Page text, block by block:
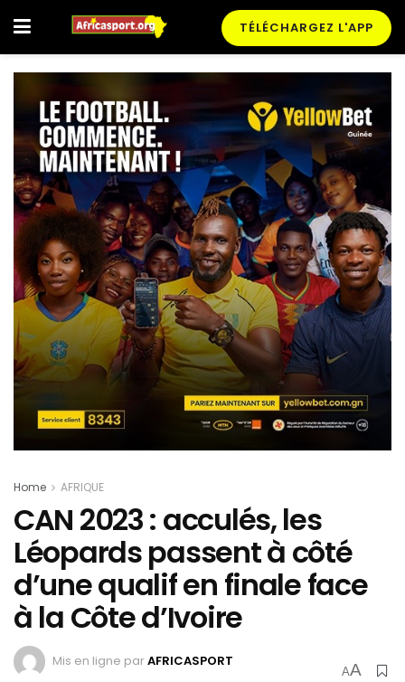
TÉLÉCHARGEZ L'APP
Home AFRIQUE
CAN 2023 : acculés, les
Léopards passent à côté
d’une qualif en finale face
à la Côte d’Ivoire
Mis en ligne parAFRICASPORT
AA